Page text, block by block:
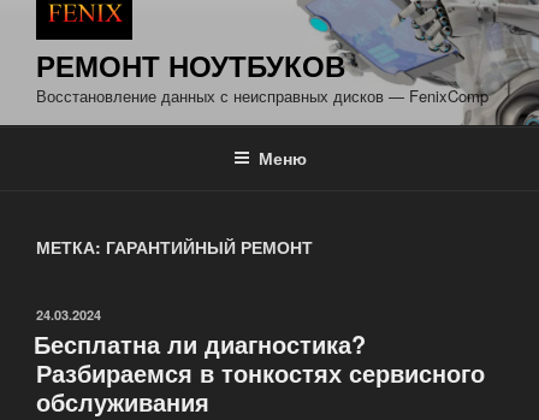
РЕМОНТ НОУТБУКОВ
Восстановление данных с неисправных дисков — FenixComp
Меню
МЕТКА: ГАРАНТИЙНЫЙ РЕМОНТ
ОПУБЛИКОВАНО
24.03.2024
Бесплатна ли диагностика?
Разбираемся в тонкостях сервисного
обслуживания